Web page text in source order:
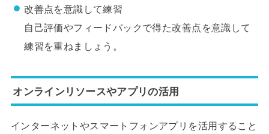
改善点を意識して練習
自己評価やフィードバックで得た改善点を意識して
練習を重ねましょう。
オンラインリソースやアプリの活用
インターネットやスマートフォンアプリを活用すること